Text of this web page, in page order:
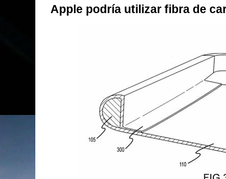
Apple podría utilizar fibra de